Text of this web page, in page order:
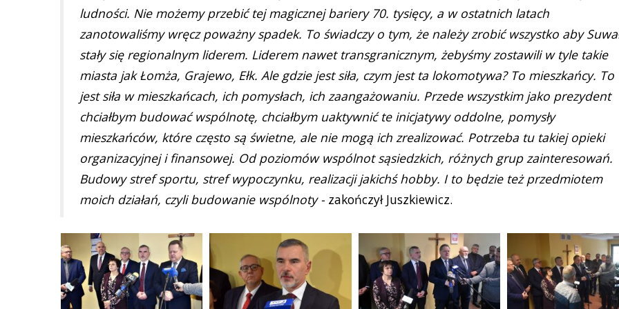
ludności. Nie możemy przebić tej magicznej bariery 70. tysięcy, a w ostatnich latach
zanotowaliśmy wręcz poważny spadek. To świadczy o tym, że należy zrobić wszystko aby
stały się regionalnym liderem. Liderem nawet transgranicznym, żebyśmy zostawili w tyle takie
miasta jak Łomża, Grajewo, Ełk. Ale gdzie jest siła, czym jest ta lokomotywa? To mieszkańcy. To
jest siła w mieszkańcach, ich pomysłach, ich zaangażowaniu. Przede wszystkim jako prezydent
chciałbym budować wspólnotę, chciałbym uaktywnić te inicjatywy oddolne, pomysły
mieszkańców, które często są świetne, ale nie mogą ich zrealizować. Potrzeba tu takiej opieki
organizacyjnej i finansowej. Od poziomów wspólnot sąsiedzkich, różnych grup zainteresowań.
Budowy stref sportu, stref wypoczynku, realizacji jakichś hobby. I to będzie też przedmiotem
moich działań, czyli budowanie wspólnoty - zakończył Juszkiewicz.